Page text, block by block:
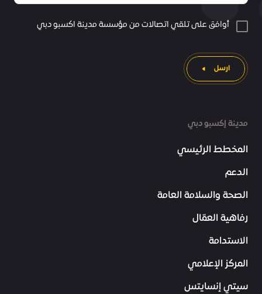
مدينة إكسبو دبي
المخطط الرئيسي
الدعم
الصحة والسلامة العامة
رفاهية العمّال
الاستدامة
المركز الإعلامي
سيتي إنسايتس
أوافق على تلقي اتصالات من مؤسسة مدينة اكسبو دبي
ارسل